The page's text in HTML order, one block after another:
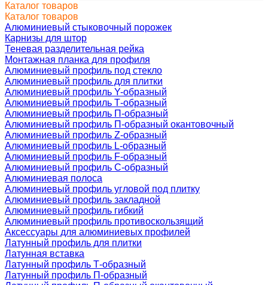
Каталог товаров
Каталог товаров
Алюминиевый стыковочный порожек
Карнизы для штор
Теневая разделительная рейка
Монтажная планка для профиля
Алюминиевый профиль под стекло
Алюминиевый профиль для плитки
Алюминиевый профиль Y-образный
Алюминиевый профиль Т-образный
Алюминиевый профиль П-образный
Алюминиевый профиль П-образный окантовочный
Алюминиевый профиль Z-образный
Алюминиевый профиль L-образный
Алюминиевый профиль F-образный
Алюминиевый профиль C-образный
Алюминиевая полоса
Алюминиевый профиль угловой под плитку
Алюминиевый профиль закладной
Алюминиевый профиль гибкий
Алюминиевый профиль противоскользящий
Аксессуары для алюминиевых профилей
Латунный профиль для плитки
Латунная вставка
Латунный профиль Т-образный
Латунный профиль П-образный